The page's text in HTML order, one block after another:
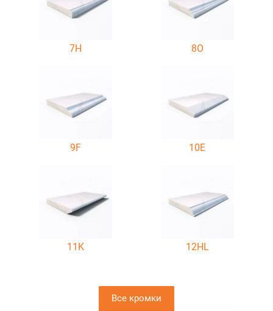
7H 8O
9F 10E
11K 12HL
Все кромки